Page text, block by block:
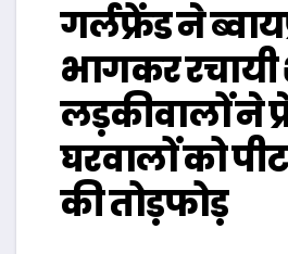
गर्लफ्रेंड ने
भागकर रचायी
लड़कीवालों ने
घरवालों को
की तोड़फोड़